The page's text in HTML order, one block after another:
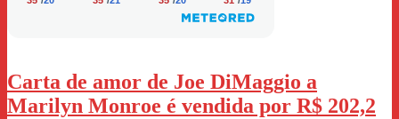
Carta de amor de Joe DiMaggio a
Marilyn Monroe é vendida por R$ 202,2